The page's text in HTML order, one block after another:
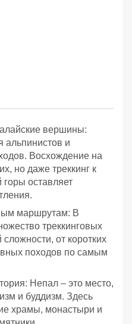
вершины:
альпинистов и
Восхождение на
но даже треккинг к
горы оставляет
маршрутам: В
треккинговых
от коротких
походов по самым
Непал – это место,
и буддизм. Здесь
храмы, монастыри и